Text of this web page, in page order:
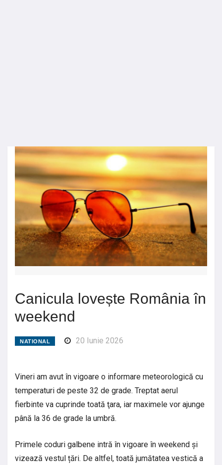
Canicula lovește România în
weekend
NATIONAL 20 Iunie 2026
Vineri am avut în vigoare o informare meteorologică cu
temperaturi de peste 32 de grade. Treptat aerul
fierbinte va cuprinde toată ţara, iar maximele vor ajunge
până la 36 de grade la umbră.
Primele coduri galbene intră în vigoare în weekend și
vizează vestul țări. De altfel, toată jumătatea vestică a